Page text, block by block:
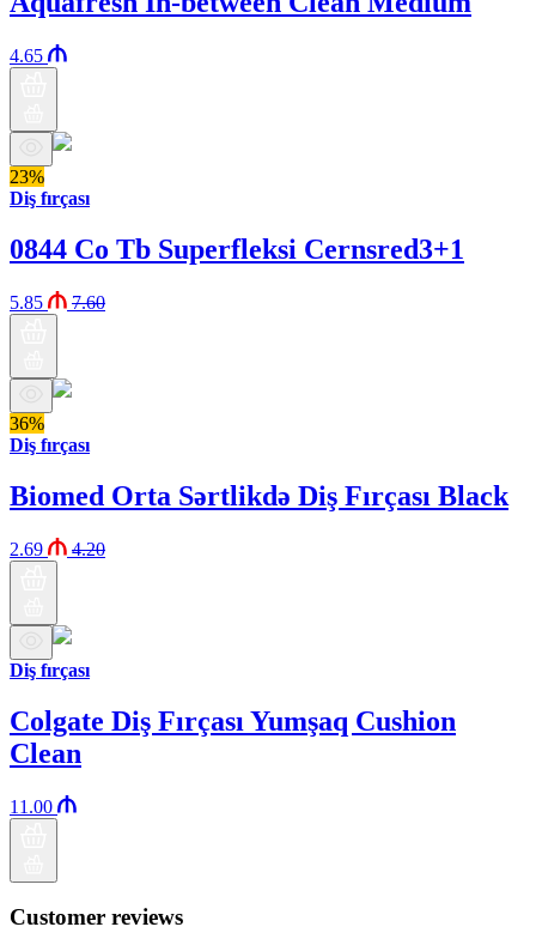
4.65
23%
Diş fırçası
0844 Co Tb Superfleksi Cernsred3+1
5.85 7.60
36%
Diş fırçası
Biomed Orta Sərtlikdə Diş Fırçası Black
2.69 4.20
Diş fırçası
Colgate Diş Fırçası Yumşaq Cushion
Clean
11.00
Customer reviews